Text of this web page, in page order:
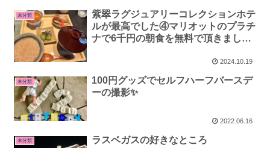
未分類
紫翠ラグジュアリーコレクションホテ
ルが最高でした④マリオットのプラチ
ナで6千円の朝食を無料で頂きました
2024.10.19
未分類
100円グッズでセルフハーフバースデ
ーの撮影✨
2022.06.16
未分類 ラスベガスの好きなところ